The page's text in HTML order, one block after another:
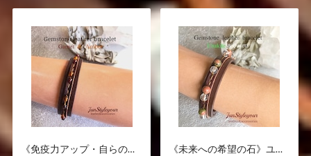
《免疫力アップ・自らの力
《未来への希望の石》ユナ